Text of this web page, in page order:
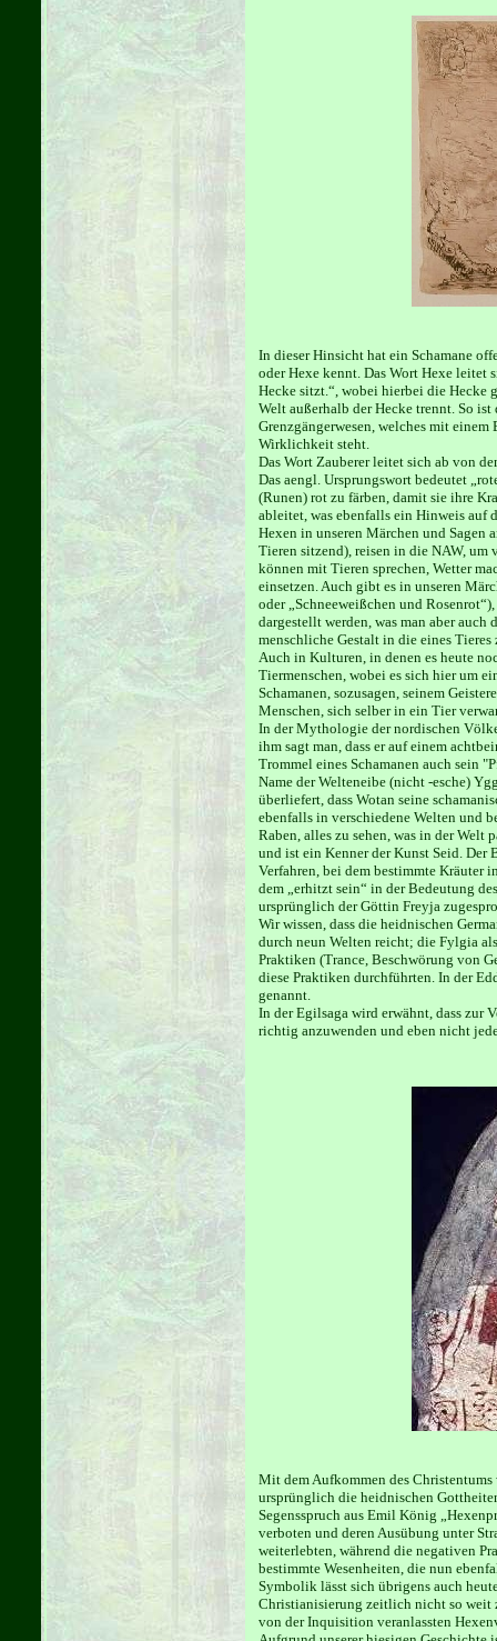
In dieser Hinsicht hat ein Schamane
oder Hexe kennt. Das Wort Hexe leitet
Hecke sitzt.“, wobei hierbei die Hecke
Welt außerhalb der Hecke trennt. So
Grenzgängerwesen, welches mit
Wirklichkeit steht.
Das Wort Zauberer leitet sich ab von
Das aengl. Ursprungswort bedeutet
(Runen) rot zu färben, damit sie ihre
ableitet, was ebenfalls ein Hinweis auf
Hexen in unseren Märchen und Sagen
Tieren sitzend), reisen in die NAW,
können mit Tieren sprechen, Wetter
einsetzen. Auch gibt es in unseren
oder „Schneeweißchen und
dargestellt werden, was man aber auch
menschliche Gestalt in die eines
Auch in Kulturen, in denen es heute
Tiermenschen, wobei es sich hier um
Schamanen, sozusagen, seinem
Menschen, sich selber in ein Tier
In der Mythologie der nordischen
ihm sagt man, dass er auf einem
Trommel eines Schamanen auch sein
Name der Welteneibe (nicht -esche)
überliefert, dass Wotan seine
ebenfalls in verschiedene Welten und
Raben, alles zu sehen, was in der
und ist ein Kenner der Kunst Seid. Der
Verfahren, bei dem bestimmte Kräuter
dem „erhitzt sein“ in der Bedeutung
ursprünglich der Göttin Freyja
Wir wissen, dass die heidnischen
durch neun Welten reicht; die Fylgia
Praktiken (Trance, Beschwörung von
diese Praktiken durchführten. In der
genannt.
In der Egilsaga wird erwähnt, dass zur
richtig anzuwenden und eben nicht
Mit dem Aufkommen des
ursprünglich die heidnischen
Segensspruch aus Emil König
verboten und deren Ausübung unter
weiterlebten, während die negativen
bestimmte Wesenheiten, die nun
Symbolik lässt sich übrigens auch
Christianisierung zeitlich nicht so weit
von der Inquisition veranlassten